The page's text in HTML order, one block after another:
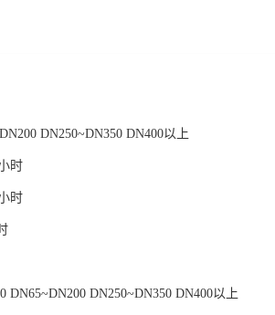
DN250~DN350 DN400以上
时
时
DN65~DN200 DN250~DN350 DN400以上